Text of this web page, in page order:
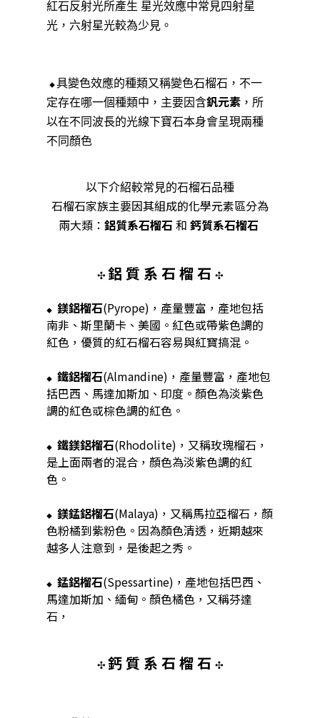
紅石反射光所產生 星光效應中常見四射星
光，六射星光較為少見。
◆具變色效應的種類又稱變色石榴石，不一
定存在哪一個種類中，主要因含釩元素 ，所
以在不同波長的光線下寶石本身會呈現兩種
不同顏色
以下介紹較常見的石榴石品種
石榴石家族主要因其組成的化學元素區分為
兩大類 ： 鋁質系石榴石和 鈣質系石榴石
✣ 鋁 質 系 石 榴 石 ✣
◆ 鎂鋁榴石(Pyrope)，產量豐富，產地包括
南非、斯里蘭卡、美國。紅色或帶紫色調的
紅色，優質的紅石榴石容易與紅寶搞混。
◆ 鐵鋁榴石(Almandine)，產量豐富，產地包
括巴西、馬達加斯加、印度。顏色為淡紫色
調的紅色或棕色調的紅色。
◆ 鐵鎂鋁榴石(Rhodolite)，又稱玫瑰榴石，
是上面兩者的混合，顏色為淡紫色調的紅
色。
◆ 鎂錳鋁榴石(Malaya)，又稱馬拉亞榴石，顏
色粉橘到紫粉色。因為顏色清透，近期越來
越多人注意到，是後起之秀。
◆ 錳鋁榴石(Spessartine)，產地包括巴西、
馬達加斯加、緬甸。顏色橘色，又稱芬達
石，
✣ 鈣質 系 石 榴 石 ✣